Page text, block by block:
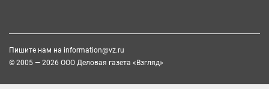
Пишите нам на information@vz.ru
© 2005 — 2026 ООО Деловая газета «Взгляд»